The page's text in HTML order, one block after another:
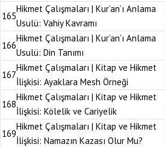
165
Hikmet Çalışmaları | Kur’an’ı Anlama
Usulü: Vahiy Kavramı
166
Hikmet Çalışmaları | Kur’an’ı Anlama
Usulü: Din Tanımı
167
Hikmet Çalışmaları | Kitap ve Hikmet
İlişkisi: Ayaklara Mesh Örneği
168
Hikmet Çalışmaları | Kitap ve Hikmet
İlişkisi: Kölelik ve Cariyelik
169
Hikmet Çalışmaları | Kitap ve Hikmet
İlişkisi: Namazın Kazası Olur Mu?